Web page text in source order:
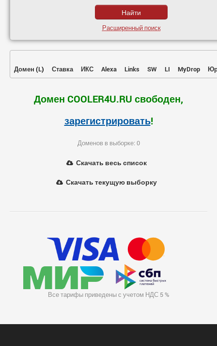
Расширенный поиск
Домен (L) Ставка ИКС Alexa Links SW LI MyDrop
Домен COOLER4U.RU свободен,
зарегистрировать!
Доменов в выборке: 0
Скачать весь список
Скачать текущую выборку
Все тарифы приведены с учетом НДС 5 %